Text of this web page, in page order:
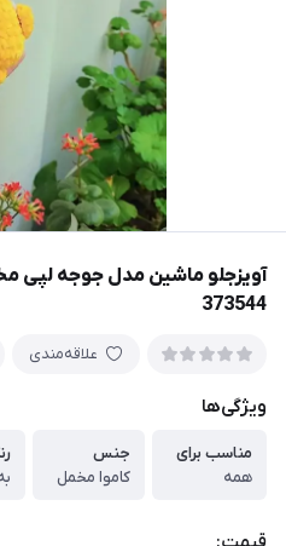
آویزجلو ماشین مدل جوجه لپی
373544
علاقه‌مندی
ویژگی‌ها
مناسب برای
همه
جنس
کاموا مخمل